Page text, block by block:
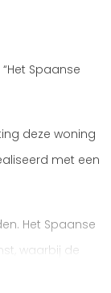
Spaanse
deze woning
met een
Het Spaanse
waarbij de